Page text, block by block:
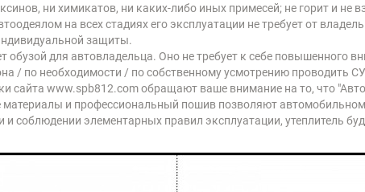
ни химикатов, ни каких-либо иных примесей; не горит и не
на всех стадиях его эксплуатации не требует от
защиты.
обузой для автовладельца. Оно не требует к себе повышенного
/ по необходимости / по собственному усмотрению проводить
сайта www.spb812.com обращают ваше внимание на то, что
и профессиональный пошив позволяют
соблюдении элементарных правил эксплуатации, утеплитель